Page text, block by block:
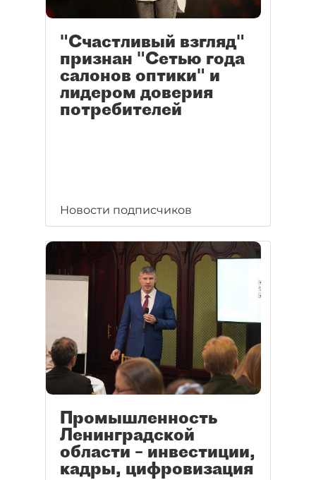
"Счастливый взгляд"
признан "Сетью года
салонов оптики" и
лидером доверия
потребителей
Новости подписчиков
Промышленность
Ленинградской
области – инвестиции,
кадры, цифровизация